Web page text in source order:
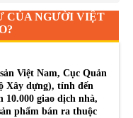
CỦA NGƯỜI VIỆT
Việt Nam, Cục Quản
Xây dựng), tính đến
10.000 giao dịch nhà,
phẩm bán ra thuộc